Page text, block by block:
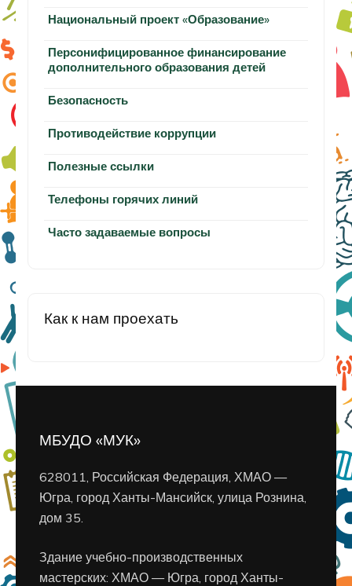
Национальный проект «Образование»
Персонифицированное финансирование
дополнительного образования детей
Безопасность
Противодействие коррупции
Полезные ссылки
Телефоны горячих линий
Часто задаваемые вопросы
Как к нам проехать
МБУДО «МУК»
628011, Российская Федерация, ХМАО —
Югра, город Ханты-Мансийск, улица Рознина,
дом 35.
Здание учебно-производственных
мастерских: ХМАО — Югра, город Ханты-